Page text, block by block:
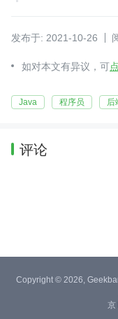
发布于: 2021-10-26
如对本文有异议，可
Java 程序员 后
评论
Copyright © 2026,
京